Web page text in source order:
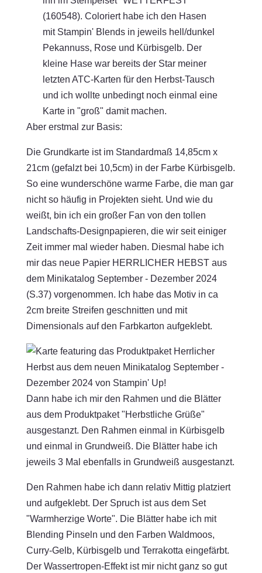
(160548). Coloriert habe ich den Hasen
mit Stampin' Blends in jeweils hell/dunkel
Pekannuss, Rose und Kürbisgelb. Der
kleine Hase war bereits der Star meiner
letzten ATC-Karten für den Herbst-Tausch
und ich wollte unbedingt noch einmal eine
Karte in "groß" damit machen.
Aber erstmal zur Basis:
Die Grundkarte ist im Standardmaß 14,85cm x
21cm (gefalzt bei 10,5cm) in der Farbe Kürbisgelb.
So eine wunderschöne warme Farbe, die man gar
nicht so häufig in Projekten sieht. Und wie du
weißt, bin ich ein großer Fan von den tollen
Landschafts-Designpapieren, die wir seit einiger
Zeit immer mal wieder haben. Diesmal habe ich
mir das neue Papier HERRLICHER HEBST aus
dem Minikatalog September - Dezember 2024
(S.37) vorgenommen. Ich habe das Motiv in ca
2cm breite Streifen geschnitten und mit
Dimensionals auf den Farbkarton aufgeklebt.
Dann habe ich mir den Rahmen und die Blätter
aus dem Produktpaket "Herbstliche Grüße"
ausgestanzt. Den Rahmen einmal in Kürbisgelb
und einmal in Grundweiß. Die Blätter habe ich
jeweils 3 Mal ebenfalls in Grundweiß ausgestanzt.
Den Rahmen habe ich dann relativ Mittig platziert
und aufgeklebt. Der Spruch ist aus dem Set
"Warmherzige Worte". Die Blätter habe ich mit
Blending Pinseln und den Farben Waldmoos,
Curry-Gelb, Kürbisgelb und Terrakotta eingefärbt.
Der Wassertropen-Effekt ist mir nicht ganz so gut